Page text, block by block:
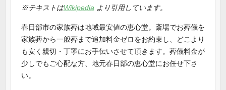
※テキストはWikipedia より引用しています。
春日部市の家族葬は地域最安値の恵心堂。斎場でお葬儀を
家族葬から一般葬まで追加料金ゼロをお約束し、どこより
も安く親切・丁寧にお手伝いさせて頂きます。葬儀料金が
少しでもご心配な方、地元春日部の恵心堂にお任せ下さ
い。